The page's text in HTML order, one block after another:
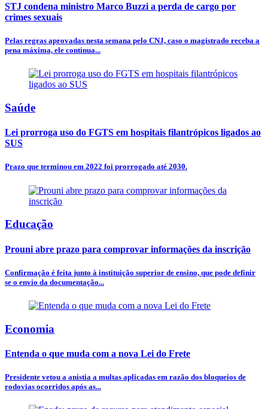
STJ condena ministro Marco Buzzi a perda de cargo por
crimes sexuais
Pelas regras aprovadas nesta semana pelo CNJ, caso o magistrado receba a
pena máxima, ele continua...
Saúde
Lei prorroga uso do FGTS em hospitais filantrópicos ligados ao
SUS
Prazo que terminou em 2022 foi prorrogado até 2030.
Educação
Prouni abre prazo para comprovar informações da inscrição
Confirmação é feita junto à instituição superior de ensino, que pode definir
se o envio da documentação...
Economia
Entenda o que muda com a nova Lei do Frete
Presidente vetou a anistia a multas aplicadas em razão dos bloqueios de
rodovias ocorridos após as...